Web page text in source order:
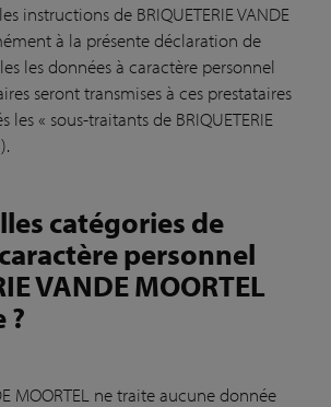
instructions de BRIQUETERIE VANDE
à la présente déclaration de
les données à caractère personnel
seront transmises à ces prestataires
« sous-traitants de BRIQUETERIE
catégories de
personnel
VANDE MOORTEL
?
MOORTEL ne traite aucune donnée